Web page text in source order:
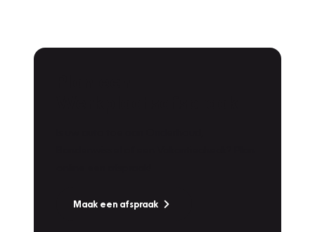
Maak een afspraak